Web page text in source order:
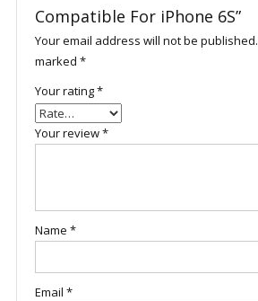
Compatible For iPhone 6S”
Your email address will not be published.
marked *
Your rating*
Your review*
Name *
Email *